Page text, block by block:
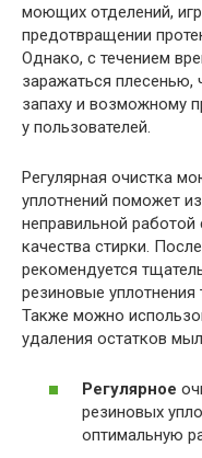
моющих отделений,
предотвращении
Однако, с течением
заражаться плесенью,
запаху и возможному
у пользователей.
Регулярная очистка
уплотнений поможет
неправильной
качества стирки.
рекомендуется
резиновые
Также можно
удаления остатков
Регулярное
резиновых
оптимальную